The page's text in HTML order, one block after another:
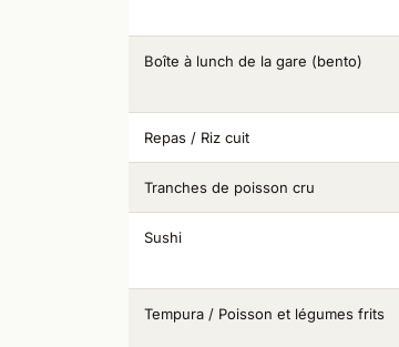
Boîte à lunch de la gare (bento)
Repas / Riz cuit
Tranches de poisson cru
Sushi
Tempura / Poisson et légumes frits